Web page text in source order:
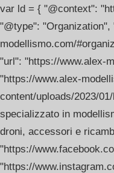
var ld = { "@context":
"@type":
modellismo.com/
"url": "https://www.alex-
"https://www.alex-
content/uploads/2023/
specializzato in
droni, accessori e
"https://
"https://